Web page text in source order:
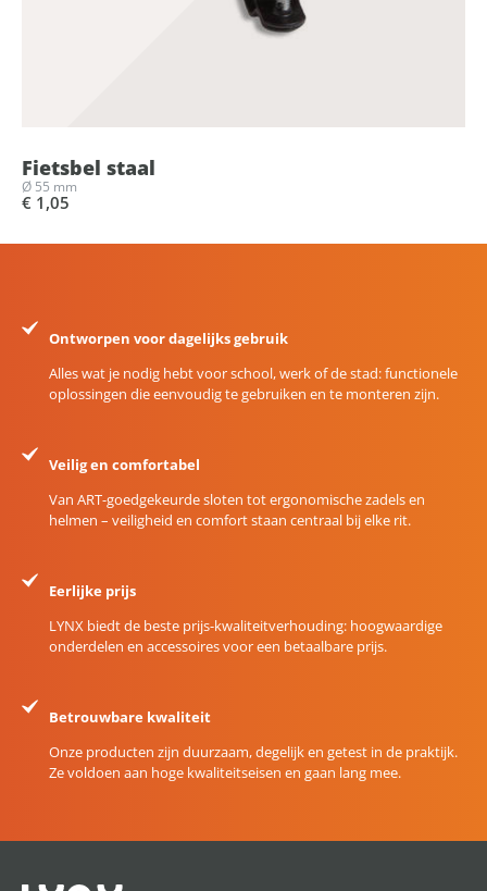
Fietsbel staal
Ø 55 mm
€ 1,05
Ontworpen voor dagelijks gebruik
Alles wat je nodig hebt voor school, werk of de stad: functionele
oplossingen die eenvoudig te gebruiken en te monteren zijn.
Veilig en comfortabel
Van ART-goedgekeurde sloten tot ergonomische zadels en
helmen – veiligheid en comfort staan centraal bij elke rit.
Eerlijke prijs
LYNX biedt de beste prijs-kwaliteitverhouding: hoogwaardige
onderdelen en accessoires voor een betaalbare prijs.
Betrouwbare kwaliteit
Onze producten zijn duurzaam, degelijk en getest in de praktijk.
Ze voldoen aan hoge kwaliteitseisen en gaan lang mee.